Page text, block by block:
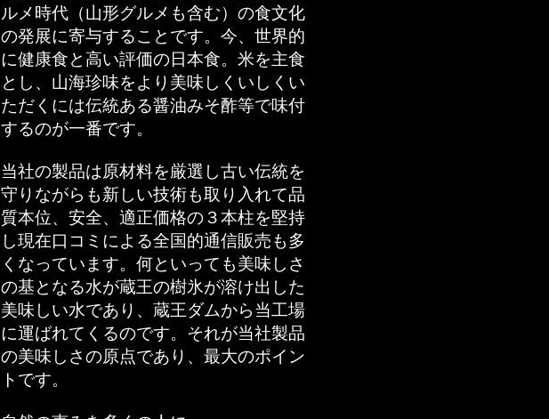
ルメ時代（山形グルメも含む）の食文化
の発展に寄与することです。今、世界的
に健康食と高い評価の日本食。米を主食
とし、山海珍味をより美味しくいしくい
ただくには伝統ある醤油みそ酢等で味付
するのが一番です。
当社の製品は原材料を厳選し古い伝統を
守りながらも新しい技術も取り入れて品
質本位、安全、適正価格の３本柱を堅持
し現在口コミによる全国的通信販売も多
くなっています。何といっても美味しさ
の基となる水が蔵王の樹氷が溶け出した
美味しい水であり、蔵王ダムから当工場
に運ばれてくるのです。それが当社製品
の美味しさの原点であり、最大のポイン
トです。